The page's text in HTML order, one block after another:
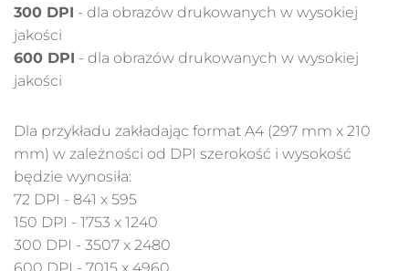
300 DPI - dla obrazów drukowanych w wysokiej
jakości
600 DPI - dla obrazów drukowanych w wysokiej
jakości
Dla przykładu zakładając format A4 (297 mm x 210
mm) w zależności od DPI szerokość i wysokość
będzie wynosiła:
72 DPI - 841 x 595
150 DPI - 1753 x 1240
300 DPI - 3507 x 2480